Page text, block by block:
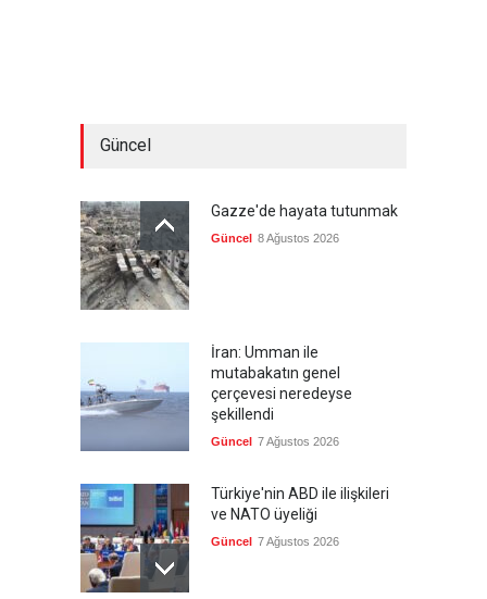
Güncel
Gazze'de hayata tutunmak
Güncel 8 Ağustos 2026
İran: Umman ile
mutabakatın genel
çerçevesi neredeyse
şekillendi
Güncel 7 Ağustos 2026
Türkiye'nin ABD ile ilişkileri
ve NATO üyeliği
Güncel 7 Ağustos 2026